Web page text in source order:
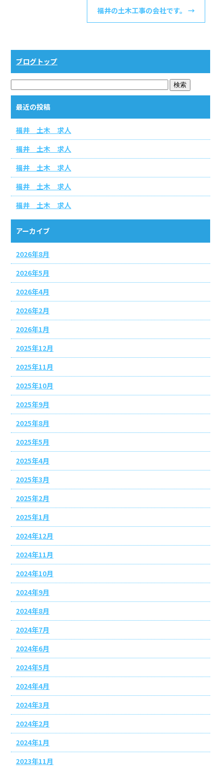
福井の土木工事の会社です。 →
ブログトップ
最近の投稿
福井 土木 求人
福井 土木 求人
福井 土木 求人
福井 土木 求人
福井 土木 求人
アーカイブ
2026年8月
2026年5月
2026年4月
2026年2月
2026年1月
2025年12月
2025年11月
2025年10月
2025年9月
2025年8月
2025年5月
2025年4月
2025年3月
2025年2月
2025年1月
2024年12月
2024年11月
2024年10月
2024年9月
2024年8月
2024年7月
2024年6月
2024年5月
2024年4月
2024年3月
2024年2月
2024年1月
2023年11月